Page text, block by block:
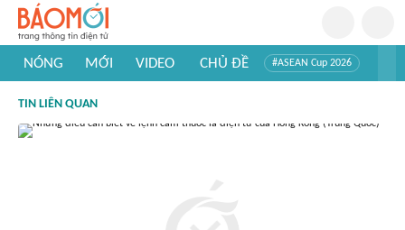
NÓNG MỚI VIDEO CHỦ ĐỀ #ASEAN Cup 2026
#Khám phá thế giới
TIN LIÊN QUAN